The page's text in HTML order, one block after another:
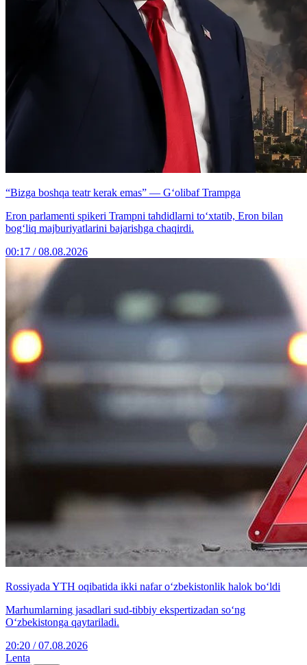
“Bizga boshqa teatr kerak emas” — G‘olibaf Trampga
Eron parlamenti spikeri Trampni tahdidlarni to‘xtatib, Eron bilan
bog‘liq majburiyatlarini bajarishga chaqirdi.
00:17 / 08.08.2026
Rossiyada YTH oqibatida ikki nafar o‘zbekistonlik halok bo‘ldi
Marhumlarning jasadlari sud-tibbiy ekspertizadan so‘ng
O‘zbekistonga qaytariladi.
20:20 / 07.08.2026
Lenta